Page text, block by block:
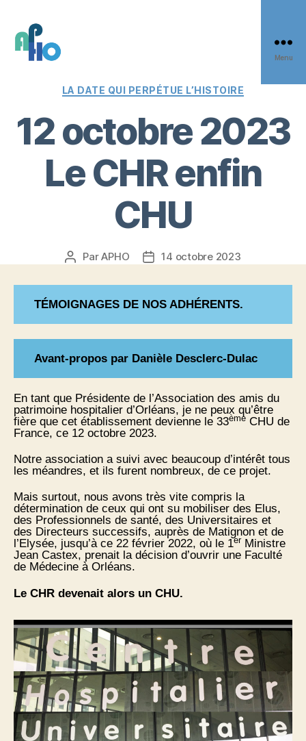
Menu
Catégories
LA DATE QUI PERPÉTUE L’HISTOIRE
12 octobre 2023
Le CHR enfin
CHU
Auteur
l’article
Par APHO
Date
l’article
14 octobre 2023
TÉMOIGNAGES DE NOS ADHÉRENTS.
Avant-propos par Danièle Desclerc-Dulac
En tant que Présidente de l’Association des amis du
patrimoine hospitalier d’Orléans, je ne peux qu’être
fière que cet établissement devienne le 33ème CHU de
France, ce 12 octobre 2023.
Notre association a suivi avec beaucoup d’intérêt tous
les méandres, et ils furent nombreux, de ce projet.
Mais surtout, nous avons très vite compris la
détermination de ceux qui ont su mobiliser des Elus,
des Professionnels de santé, des Universitaires et
des Directeurs successifs, auprès de Matignon et de
l’Elysée, jusqu’à ce 22 février 2022, où le 1er Ministre
Jean Castex, prenait la décision d’ouvrir une Faculté
de Médecine à Orléans.
Le CHR devenait alors un CHU.